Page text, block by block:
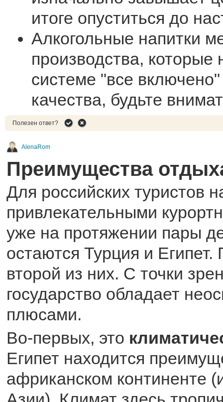
итоге опуститься до
Алкогольные напитки
производства, которые
системе "все включено"
качества, будьте
Полезен ответ?
AlenaRom
Преимущества
Для российских туристов
привлекательными
уже на протяжении пары
остаются Турция и Египет.
второй из них. С точки
государство обладает
плюсами.
Во-первых, это
Египет находится
африканском континенте